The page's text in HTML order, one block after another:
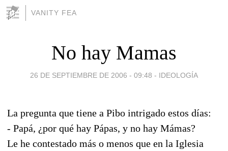
VANITY FEA
No hay Mamas
26 DE SEPTIEMBRE DE 2006 - 09:48 - IDEOLOGÍA
La pregunta que tiene a Pibo intrigado estos días:
- Papá, ¿por qué hay Pápas, y no hay Mámas?
Le he contestado más o menos que en la Iglesia